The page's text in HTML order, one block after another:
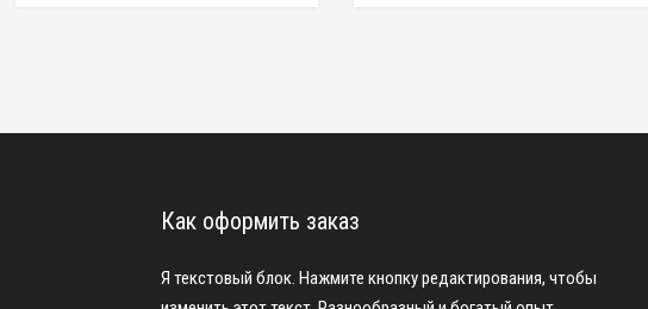
Как оформить заказ
Я текстовый блок. Нажмите кнопку редактирования, чтобы